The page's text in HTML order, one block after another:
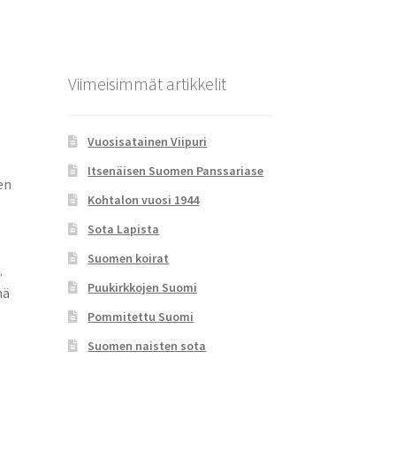
Viimeisimmät artikkelit
Vuosisatainen Viipuri
Itsenäisen Suomen Panssariase
Kohtalon vuosi 1944
Sota Lapista
Suomen koirat
Puukirkkojen Suomi
Pommitettu Suomi
Suomen naisten sota